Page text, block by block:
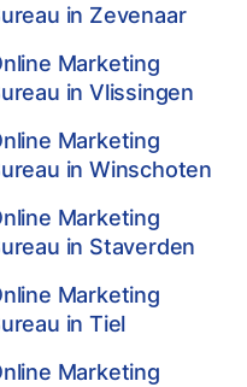
in Zevenaar
Marketing
in Vlissingen
Marketing
in Winschoten
Marketing
in Staverden
Marketing
in Tiel
Marketing